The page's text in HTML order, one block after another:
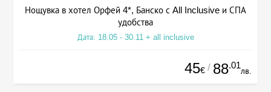
Нощувка в хотел Орфей 4*, Банско с All Inclusive и СПА
удобства
Дата: 18.05 - 30.11 + all inclusive
45€ / 88.01
лв.